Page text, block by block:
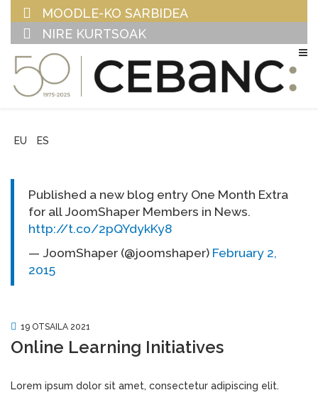
MOODLE-KO SARBIDEA
NIRE KURTSOAK
EU ES
Published a new blog entry One Month Extra
for all JoomShaper Members in News.
http://t.co/2pQYdykKy8
— JoomShaper (@joomshaper) February 2,
2015
19 OTSAILA 2021
Online Learning Initiatives
Lorem ipsum dolor sit amet, consectetur adipiscing elit.